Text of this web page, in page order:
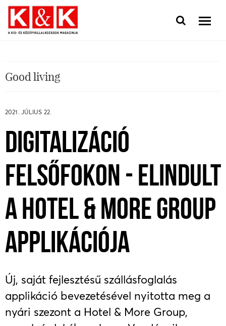
Good living
2021. JÚLIUS 22.
DIGITALIZÁCIÓ
FELSŐFOKON - ELINDULT
A HOTEL & MORE GROUP
APPLIKÁCIÓJA
Új, saját fejlesztésű szállásfoglalás
applikáció bevezetésével nyitotta meg a
nyári szezont a Hotel & More Group,